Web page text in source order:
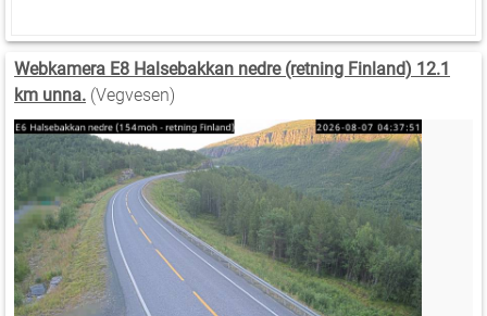
Webkamera E8 Halsebakkan nedre (retning Finland) 12.1
km unna. (Vegvesen)